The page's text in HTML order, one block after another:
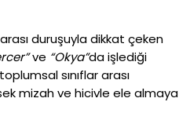
duruşuyla dikkat çeken
ve “Okya”da işlediği
sınıflar arası
mizah ve hicivle ele almaya